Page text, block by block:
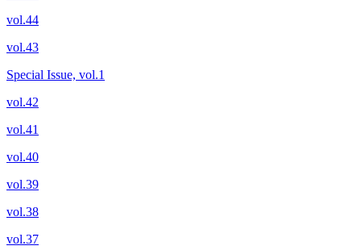
vol.44
vol.43
Special Issue, vol.1
vol.42
vol.41
vol.40
vol.39
vol.38
vol.37